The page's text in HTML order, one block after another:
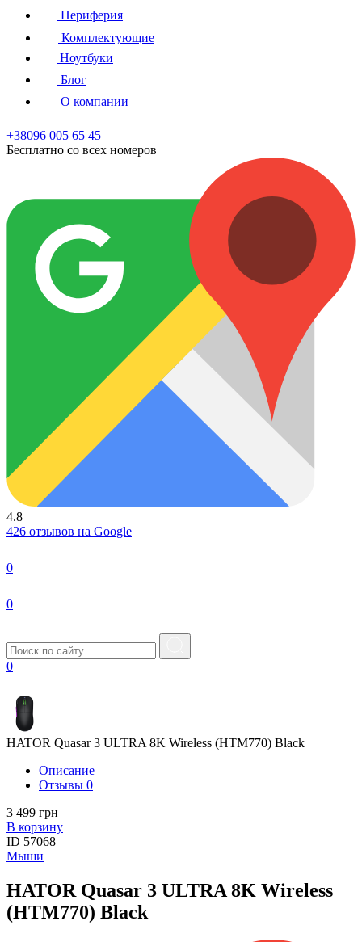
Периферия
Комплектующие
Ноутбуки
Блог
О компании
+38096 005 65 45
Бесплатно со всех номеров
4.8
426 отзывов на Google
0
0
0
HATOR Quasar 3 ULTRA 8K Wireless (HTM770) Black
Описание
Отзывы 0
3 499 грн
В корзину
ID 57068
Мыши
HATOR Quasar 3 ULTRA 8K Wireless
(HTM770) Black